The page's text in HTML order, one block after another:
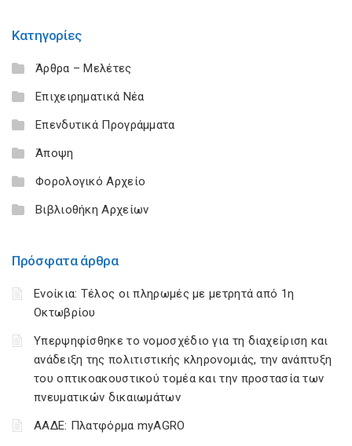
Κατηγορίες
Άρθρα – Μελέτες
Επιχειρηματικά Νέα
Επενδυτικά Προγράμματα
Άποψη
Φορολογικό Αρχείο
Βιβλιοθήκη Αρχείων
Πρόσφατα άρθρα
Ενοίκια: Τέλος οι πληρωμές με μετρητά από 1η
Οκτωβρίου
Υπερψηφίσθηκε το νομοσχέδιο για τη διαχείριση και
ανάδειξη της πολιτιστικής κληρονομιάς, την ανάπτυξη
του οπτικοακουστικού τομέα και την προστασία των
πνευματικών δικαιωμάτων
ΑΑΔΕ: Πλατφόρμα myAGRO